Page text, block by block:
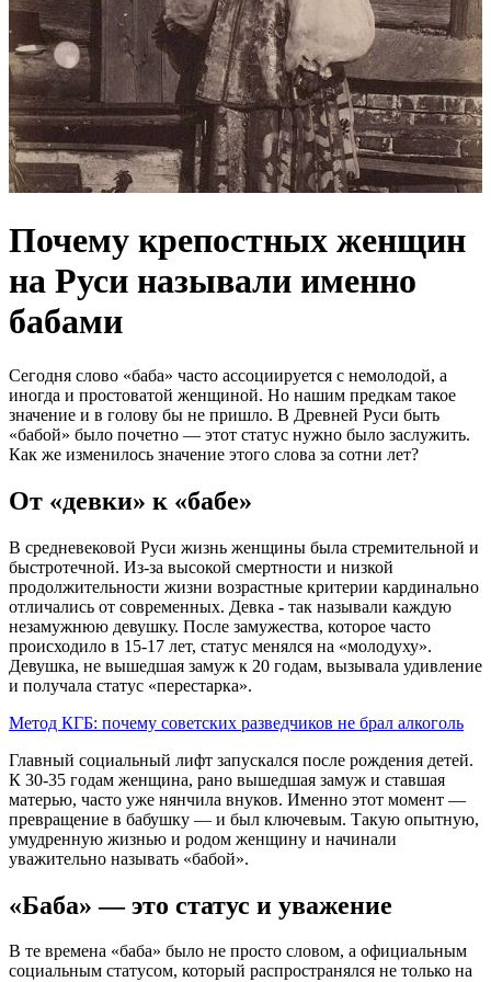
Почему крепостных женщин
на Руси называли именно
бабами
Сегодня слово «баба» часто ассоциируется с немолодой, а
иногда и простоватой женщиной. Но нашим предкам такое
значение и в голову бы не пришло. В Древней Руси быть
«бабой» было почетно — этот статус нужно было заслужить.
Как же изменилось значение этого слова за сотни лет?
От «девки» к «бабе»
В средневековой Руси жизнь женщины была стремительной и
быстротечной. Из-за высокой смертности и низкой
продолжительности жизни возрастные критерии кардинально
отличались от современных. Девка - так называли каждую
незамужнюю девушку. После замужества, которое часто
происходило в 15-17 лет, статус менялся на «молодуху».
Девушка, не вышедшая замуж к 20 годам, вызывала удивление
и получала статус «перестарка».
Метод КГБ: почему советских разведчиков не брал алкоголь
Главный социальный лифт запускался после рождения детей.
К 30-35 годам женщина, рано вышедшая замуж и ставшая
матерью, часто уже нянчила внуков. Именно этот момент —
превращение в бабушку — и был ключевым. Такую опытную,
умудренную жизнью и родом женщину и начинали
уважительно называть «бабой».
«Баба» — это статус и уважение
В те времена «баба» было не просто словом, а официальным
социальным статусом, который распространялся не только на